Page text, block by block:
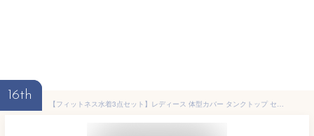
16th
【フィットネス水着3点セット】レディース 体型カバー タンクトップ セパレート 10/20/30/40/50代/ミセス ショートパンツ 帽子 ノンワイヤー 黒 シンプル 無地 ジム 運動 水泳用 プール 小胸 盛れる お腹/お尻 露出控えめ 女子 ママ水着 ぽっちゃり お洒落 UPF50+